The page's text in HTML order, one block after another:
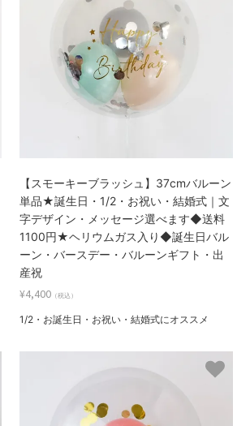
【スモーキーブラッシュ】37cmバルーン
単品★誕生日・1/2・お祝い・結婚式｜文
字デザイン・メッセージ選べます◆送料
1100円★ヘリウムガス入り◆誕生日バル
ーン・バースデー・バルーンギフト・出
産祝
¥4,400 （税込）
1/2・お誕生日・お祝い・結婚式にオススメ